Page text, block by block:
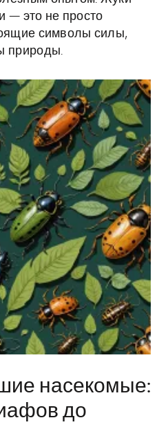
— это не просто
символы силы,
природы.
насекомые:
до